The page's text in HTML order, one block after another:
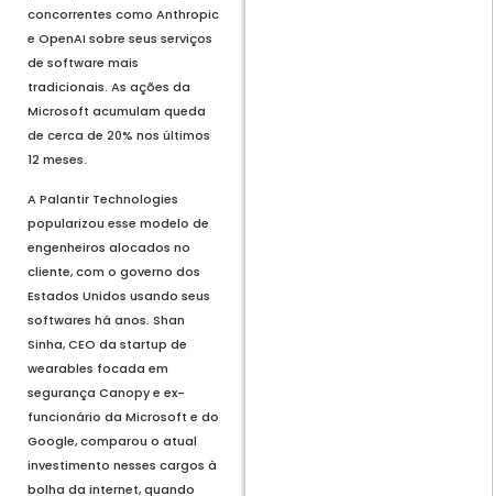
concorrentes como Anthropic
e OpenAI sobre seus serviços
de software mais
tradicionais. As ações da
Microsoft acumulam queda
de cerca de 20% nos últimos
12 meses.
A Palantir Technologies
popularizou esse modelo de
engenheiros alocados no
cliente, com o governo dos
Estados Unidos usando seus
softwares há anos. Shan
Sinha, CEO da startup de
wearables focada em
segurança Canopy e ex-
funcionário da Microsoft e do
Google, comparou o atual
investimento nesses cargos à
bolha da internet, quando